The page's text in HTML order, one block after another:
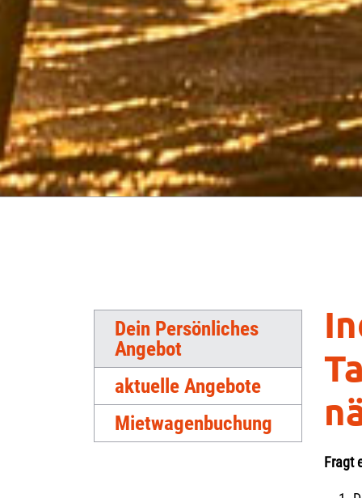
Dein Persönliches
Angebot
aktuelle Angebote
Mietwagenbuchung
Fragt